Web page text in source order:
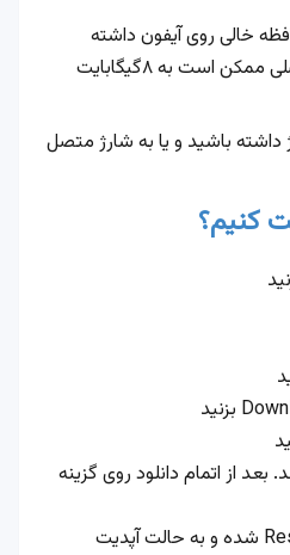
حافظه خالی روی آیفون داشته
باشید. در آپدیت های اصلی ممکن است به ۸گیگابایت
۵۰٪‌شارژ داشته باشید و یا به شارژ متصل
کنیم؟
بعد از اتمام دانلود روی گزینه
بعد از چند ثانیه آیفون Restart شده و به حالت آپدیت